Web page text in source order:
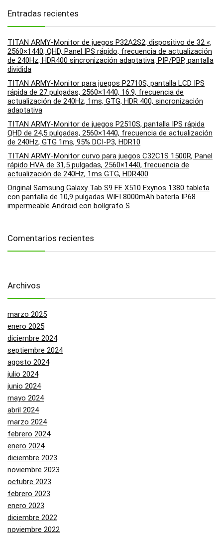
Entradas recientes
TITAN ARMY-Monitor de juegos P32A2S2, dispositivo de 32 «,
2560×1440, QHD, Panel IPS rápido, frecuencia de actualización
de 240Hz, HDR400 sincronización adaptativa, PIP/PBP, pantalla
dividida
TITAN ARMY-Monitor para juegos P2710S, pantalla LCD IPS
rápida de 27 pulgadas, 2560×1440, 16:9, frecuencia de
actualización de 240Hz, 1ms, GTG, HDR 400, sincronización
adaptativa
TITAN ARMY-Monitor de juegos P2510S, pantalla IPS rápida
QHD de 24,5 pulgadas, 2560×1440, frecuencia de actualización
de 240Hz, GTG 1ms, 95% DCI-P3, HDR10
TITAN ARMY-Monitor curvo para juegos C32C1S 1500R, Panel
rápido HVA de 31,5 pulgadas, 2560×1440, frecuencia de
actualización de 240Hz, 1ms GTG, HDR400
Original Samsung Galaxy Tab S9 FE X510 Exynos 1380 tableta
con pantalla de 10,9 pulgadas WIFI 8000mAh batería IP68
impermeable Android con bolígrafo S
Comentarios recientes
Archivos
marzo 2025
enero 2025
diciembre 2024
septiembre 2024
agosto 2024
julio 2024
junio 2024
mayo 2024
abril 2024
marzo 2024
febrero 2024
enero 2024
diciembre 2023
noviembre 2023
octubre 2023
febrero 2023
enero 2023
diciembre 2022
noviembre 2022